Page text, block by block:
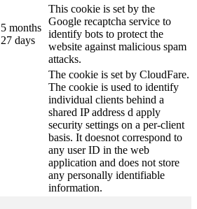
5 months
27 days
This cookie is set by the
Google recaptcha service to
identify bots to protect the
website against malicious spam
attacks.
The cookie is set by CloudFare.
The cookie is used to identify
individual clients behind a
shared IP address d apply
security settings on a per-client
basis. It doesnot correspond to
any user ID in the web
application and does not store
any personally identifiable
information.